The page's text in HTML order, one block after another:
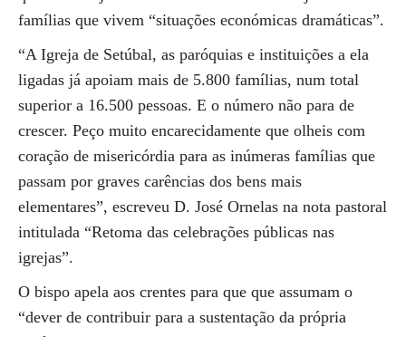
famílias que vivem “situações económicas dramáticas”.
“A Igreja de Setúbal, as paróquias e instituições a ela
ligadas já apoiam mais de 5.800 famílias, num total
superior a 16.500 pessoas. E o número não para de
crescer. Peço muito encarecidamente que olheis com
coração de misericórdia para as inúmeras famílias que
passam por graves carências dos bens mais
elementares”, escreveu D. José Ornelas na nota pastoral
intitulada “Retoma das celebrações públicas nas
igrejas”.
O bispo apela aos crentes para que que assumam o
“dever de contribuir para a sustentação da própria